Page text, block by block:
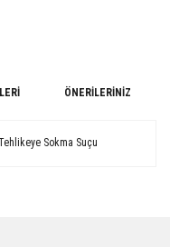
ÖNERILERINIZ
Sokma Suçu